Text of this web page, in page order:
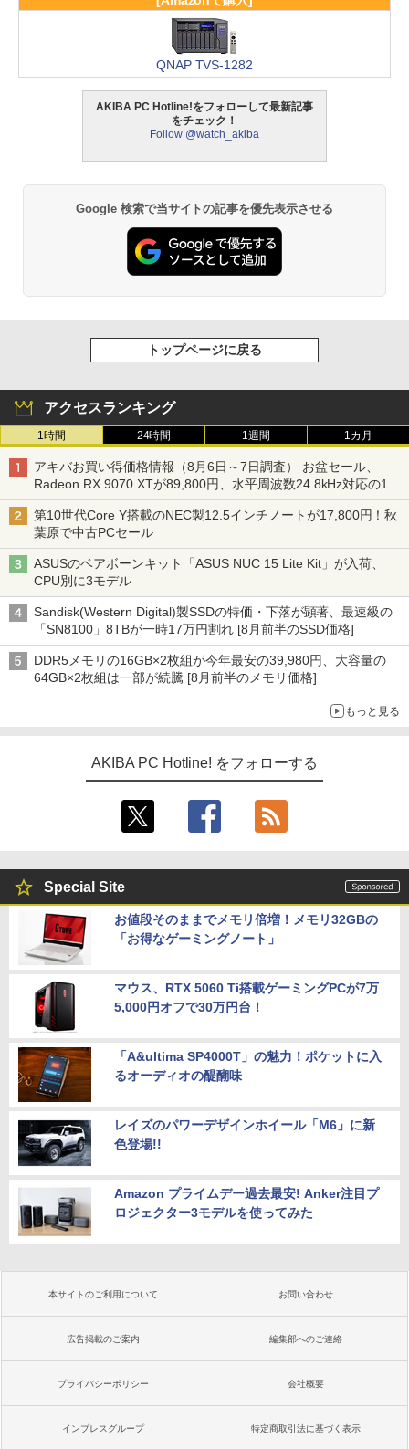
QNAP TVS-1282
AKIBA PC Hotline!をフォローして最新記事
をチェック！
Follow @watch_akiba
Google 検索で当サイトの記事を優先表示させる
トップページに戻る
アクセスランキング
1時間 24時間 1週間 1カ月
アキバお買い得価格情報（8月6日～7日調査） お盆セール、
Radeon RX 9070 XTが89,800円、水平周波数24.8kHz対応の17
型モニターが9,801円、暑さ指数連動セール ほか
第10世代Core Y搭載のNEC製12.5インチノートが17,800円！秋
葉原で中古PCセール
ASUSのベアボーンキット「ASUS NUC 15 Lite Kit」が入荷、
CPU別に3モデル
Sandisk(Western Digital)製SSDの特価・下落が顕著、最速級の
「SN8100」8TBが一時17万円割れ [8月前半のSSD価格]
DDR5メモリの16GB×2枚組が今年最安の39,980円、大容量の
64GB×2枚組は一部が続騰 [8月前半のメモリ価格]
もっと見る
AKIBA PC Hotline! をフォローする
Special Site
お値段そのままでメモリ倍増！メモリ32GBの
「お得なゲーミングノート」
マウス、RTX 5060 Ti搭載ゲーミングPCが7万
5,000円オフで30万円台！
「A&ultima SP4000T」の魅力！ポケットに入
るオーディオの醍醐味
レイズのパワーデザインホイール「M6」に新
色登場!!
Amazon プライムデー過去最安! Anker注目プ
ロジェクター3モデルを使ってみた
本サイトのご利用について お問い合わせ
広告掲載のご案内 編集部へのご連絡
プライバシーポリシー 会社概要
インプレスグループ 特定商取引法に基づく表示